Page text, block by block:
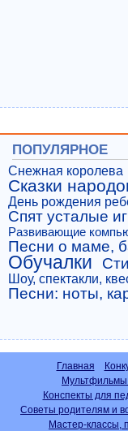
ПОПУЛЯРНОЕ
Снежная королева
Сказки
День рождения
Спят усталые
Развивающие
Песни о маме,
Обучалки
Шоу, спектакли,
Песни: ноты,
Главная
Конспекты для
Советы родителям и
Мастер-классы,